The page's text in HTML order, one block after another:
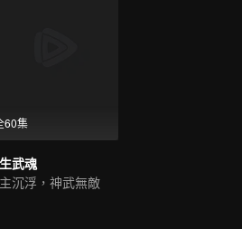
60集
武魂
沉浮，神武無敵